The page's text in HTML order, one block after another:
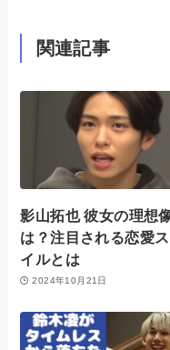
関連記事
影山拓也 彼女の理想
は？注目される恋愛ス
イルとは
2024年10月21日